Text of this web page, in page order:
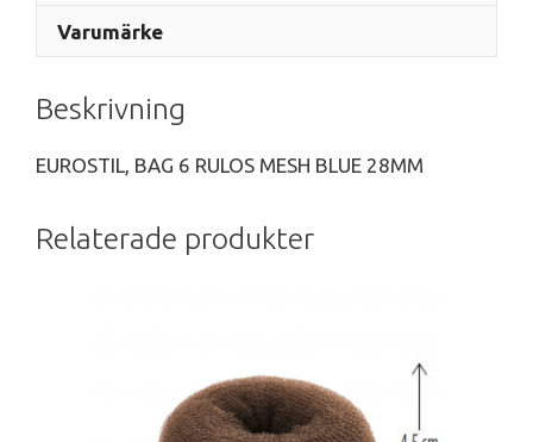
Varumärke
Beskrivning
EUROSTIL, BAG 6 RULOS MESH BLUE 28MM
Relaterade produkter